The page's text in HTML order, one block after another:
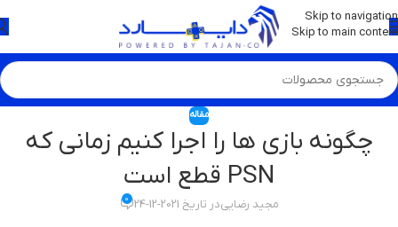
Skip to navigation
Skip to main content
💡برچسب و اسکین کنسول ها بروز شد . . . اینجا کیک کن !
مقاله
چگونه بازی ها را اجرا کنیم زمانی که
PSN قطع است
مجید رضاییدر تاریخ 2021-12-24 0